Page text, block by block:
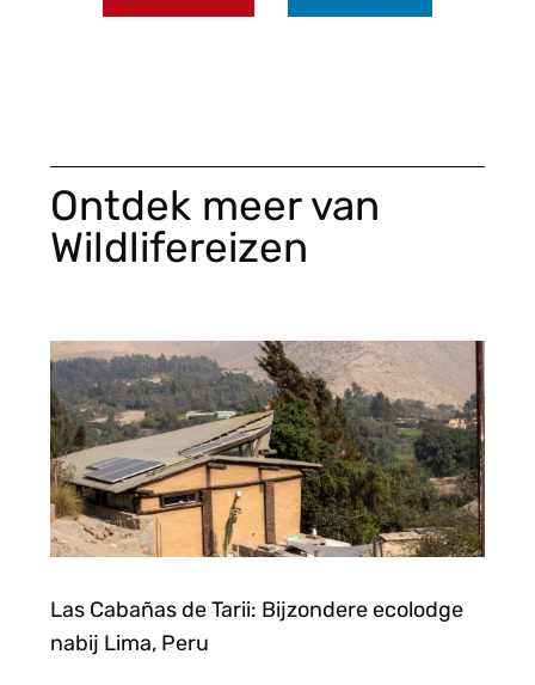
Ontdek meer van
Wildlifereizen
Las Cabañas de Tarii: Bijzondere ecolodge
nabij Lima, Peru